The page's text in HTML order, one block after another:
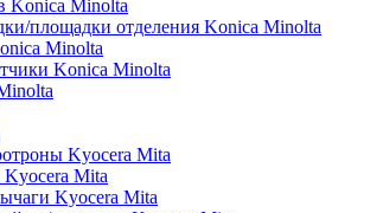
Konica Minolta
площадки отделения Konica Minolta
Minolta
Konica Minolta
Kyocera Mita
Mita
Kyocera Mita